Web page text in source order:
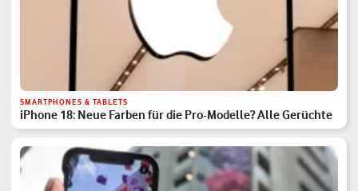
SMARTPHONES & TABLETS
iPhone 18: Neue Farben für die Pro-Modelle? Alle Gerüchte